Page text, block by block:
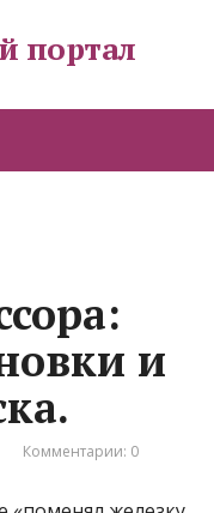
портал
и
Комментарии: 0